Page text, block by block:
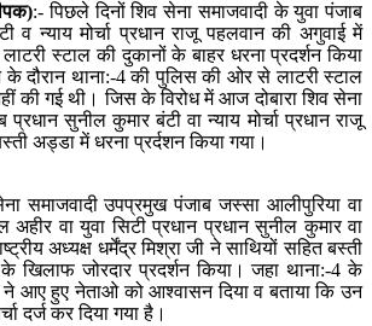
:- पिछले दिनों शिव सेना समाजवादी के युवा पंजाब
व न्याय मोर्चा प्रधान राजू पहलवान की अगुवाई में
स्टाल की दुकानों के बाहर धरना प्रदर्शन किया
के दौरान थाना:-4 की पुलिस की ओर से लाटरी स्टाल
की गई थी। जिस के विरोध में आज दोबारा शिव सेना
सुनील कुमार बंटी वा न्याय मोर्चा प्रधान राजू
अड्डा में धरना प्रर्दशन किया गया।
समाजवादी उपप्रमुख पंजाब जस्सा आलीपुरिया वा
अहीर वा युवा सिटी प्रधान प्रधान सुनील कुमार वा
अध्यक्ष धर्मेंद्र मिश्रा जी ने साथियों सहित बस्ती
खिलाफ जोरदार प्रदर्शन किया। जहा थाना:-4 के
ने आए हुए नेताओ को आश्वासन दिया व बताया कि उन
दर्ज कर दिया गया है।